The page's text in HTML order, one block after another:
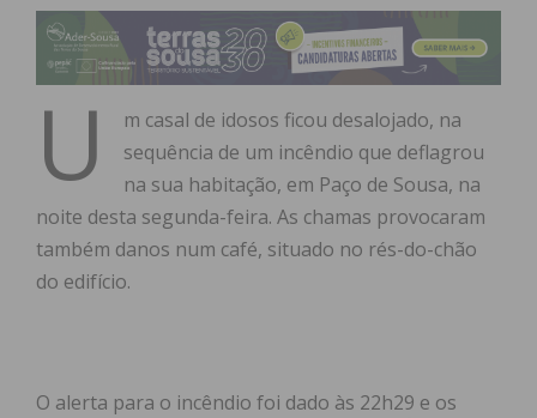
U
m casal de idosos ficou desalojado, na
sequência de um incêndio que deflagrou
na sua habitação, em Paço de Sousa, na
noite desta segunda-feira. As chamas provocaram
também danos num café, situado no rés-do-chão
do edifício.
O alerta para o incêndio foi dado às 22h29 e os